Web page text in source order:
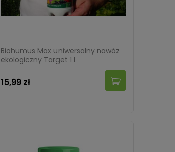
Biohumus Max uniwersalny nawóz
ekologiczny Target 1 l
15,99 zł